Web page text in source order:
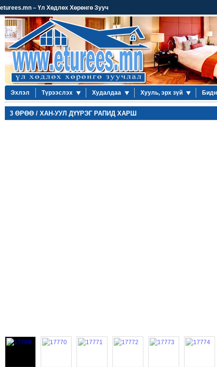
eturees.mn – Үл Хөдлөх Хөрөнгө Зууч
Эхлэл Түрээслэх Худалдаа Хууль, эрх зүй
3 ӨРӨӨ / ХАН-УУЛ ДҮҮРЭГ РАПИД ХАРШ